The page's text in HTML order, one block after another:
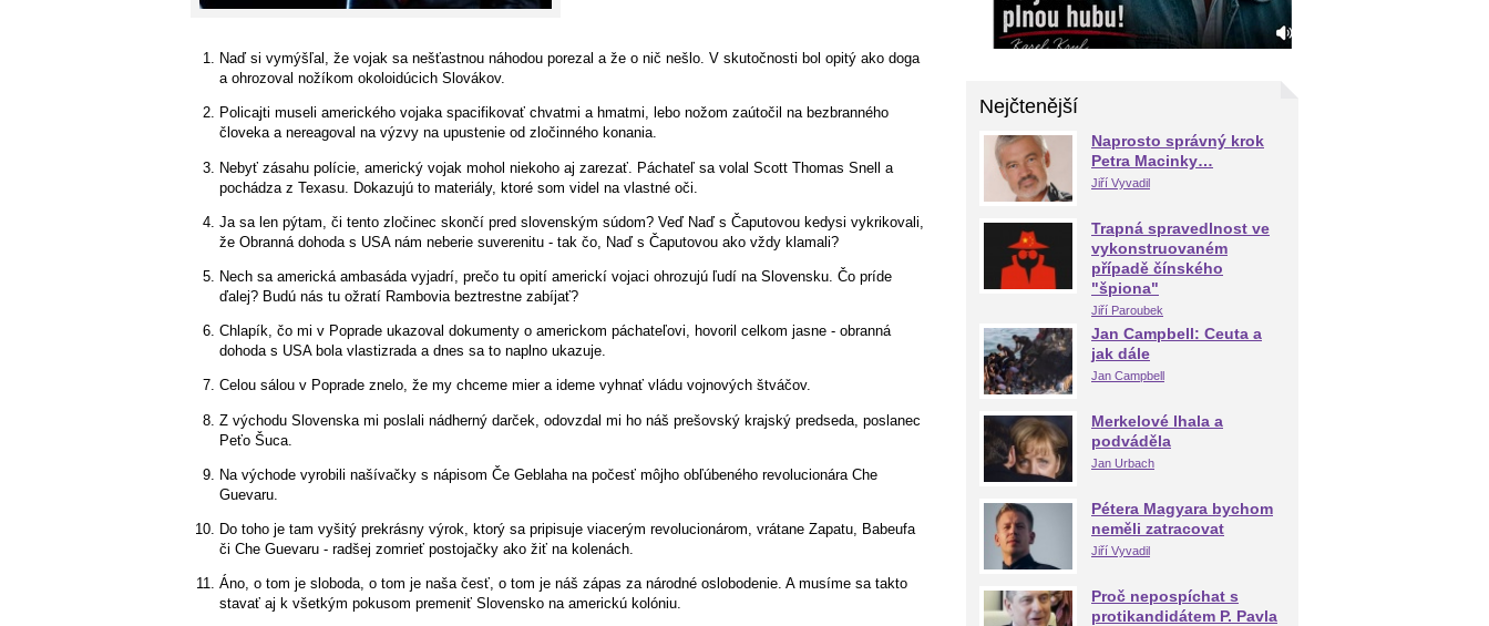
Naď si vymýšľal, že vojak sa nešťastnou náhodou porezal a že o nič nešlo. V skutočnosti bol opitý ako doga
a ohrozoval nožíkom okoloidúcich Slovákov.
Policajti museli amerického vojaka spacifikovať chvatmi a hmatmi, lebo nožom zaútočil na bezbranného
človeka a nereagoval na výzvy na upustenie od zločinného konania.
Nebyť zásahu polície, americký vojak mohol niekoho aj zarezať. Páchateľ sa volal Scott Thomas Snell a
pochádza z Texasu. Dokazujú to materiály, ktoré som videl na vlastné oči.
Ja sa len pýtam, či tento zločinec skončí pred slovenským súdom? Veď Naď s Čaputovou kedysi vykrikovali,
že Obranná dohoda s USA nám neberie suverenitu - tak čo, Naď s Čaputovou ako vždy klamali?
Nech sa americká ambasáda vyjadrí, prečo tu opití americkí vojaci ohrozujú ľudí na Slovensku. Čo príde
ďalej? Budú nás tu ožratí Rambovia beztrestne zabíjať?
Chlapík, čo mi v Poprade ukazoval dokumenty o americkom páchateľovi, hovoril celkom jasne - obranná
dohoda s USA bola vlastizrada a dnes sa to naplno ukazuje.
Celou sálou v Poprade znelo, že my chceme mier a ideme vyhnať vládu vojnových štváčov.
Z východu Slovenska mi poslali nádherný darček, odovzdal mi ho náš prešovský krajský predseda, poslanec
Peťo Šuca.
Na východe vyrobili našívačky s nápisom Če Geblaha na počesť môjho obľúbeného revolucionára Che
Guevaru.
Do toho je tam vyšitý prekrásny výrok, ktorý sa pripisuje viacerým revolucionárom, vrátane Zapatu, Babeufa
či Che Guevaru - radšej zomrieť postojačky ako žiť na kolenách.
Áno, o tom je sloboda, o tom je naša česť, o tom je náš zápas za národné oslobodenie. A musíme sa takto
stavať aj k všetkým pokusom premeniť Slovensko na americkú kolóniu.
Nejčtenější
Naprosto správný krok
Petra Macinky…
Jiří Vyvadil
Trapná spravedlnost ve
vykonstruovaném
případě čínského
"špiona"
Jiří Paroubek
Jan Campbell: Ceuta a
jak dále
Jan Campbell
Merkelové lhala a
podváděla
Jan Urbach
Pétera Magyara bychom
neměli zatracovat
Jiří Vyvadil
Proč nepospíchat s
protikandidátem P. Pavla